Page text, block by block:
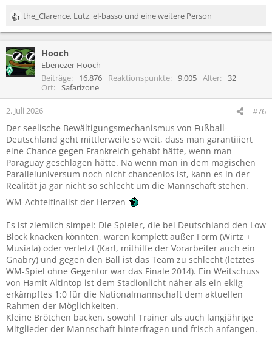
R
e
k
t
i
n
n
:
the_Clarence, Lutz,el-basso und eine weitere Person
Hooch
Ebenezer Hooch
Beiträge
16.876 Reaktionspunkte 9.005 Alter
32
Ort
Safarizone
2. Juli 2026 #76
Der seelische Bewältigungsmechanismus von Fußball-
Deutschland geht mittlerweile so weit, dass man garantiiiert
eine Chance gegen Frankreich gehabt hätte, wenn man
Paraguay geschlagen hätte. Na wenn man in dem magischen
Paralleluniversum noch nicht chancenlos ist, kann es in der
Realität ja gar nicht so schlecht um die Mannschaft stehen.
WM-Achtelfinalist der Herzen
Es ist ziemlich simpel: Die Spieler, die bei Deutschland den Low
Block knacken könnten, waren komplett außer Form (Wirtz +
Musiala) oder verletzt (Karl, mithilfe der Vorarbeiter auch ein
Gnabry) und gegen den Ball ist das Team zu schlecht (letztes
WM-Spiel ohne Gegentor war das Finale 2014). Ein Weitschuss
von Hamit Altintop ist dem Stadionlicht näher als ein eklig
erkämpftes 1:0 für die Nationalmannschaft dem aktuellen
Rahmen der Möglichkeiten.
Kleine Brötchen backen, sowohl Trainer als auch langjährige
Mitglieder der Mannschaft hinterfragen und frisch anfangen.